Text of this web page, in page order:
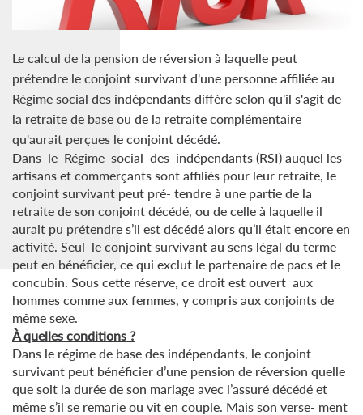
Le calcul de la pension de réversion à laquelle peut
prétendre le conjoint survivant d'une personne affiliée au
Régime social des indépendants diffère selon qu'il s'agit de
la retraite de base ou de la retraite complémentaire
qu'aurait perçues le conjoint décédé.
Dans le Régime social des indépendants (RSI) auquel les
artisans et commerçants sont affiliés pour leur retraite, le
conjoint survivant peut pré- tendre à une partie de la
retraite de son conjoint décédé, ou de celle à laquelle il
aurait pu prétendre s’il est décédé alors qu’il était encore en
activité. Seul le conjoint survivant au sens légal du terme
peut en bénéficier, ce qui exclut le partenaire de pacs et le
concubin. Sous cette réserve, ce droit est ouvert aux
hommes comme aux femmes, y compris aux conjoints de
même sexe.
À quelles conditions ?
Dans le régime de base des indépendants, le conjoint
survivant peut bénéficier d’une pension de réversion quelle
que soit la durée de son mariage avec l’assuré décédé et
même s’il se remarie ou vit en couple. Mais son verse- ment